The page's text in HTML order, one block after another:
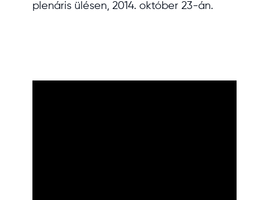
plenáris ülésen, 2014. október 23-án.